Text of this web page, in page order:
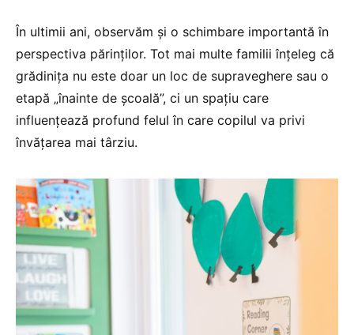
În ultimii ani, observăm și o schimbare importantă în
perspectiva părinților. Tot mai multe familii înțeleg că
grădinița nu este doar un loc de supraveghere sau o
etapă „înainte de școală”, ci un spațiu care
influențează profund felul în care copilul va privi
învățarea mai târziu.